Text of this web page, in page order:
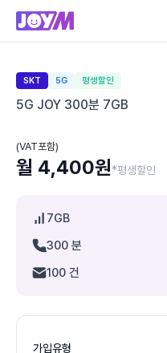
SKT 5G 평생할인
5G JOY 300분 7GB
(VAT포함)
월 4,400원*평생할인
7GB
300 분
100 건
가입유형